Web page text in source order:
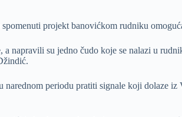
projekt banovićkom rudniku
a napravili su jedno čudo koje se nalazi u
narednom periodu pratiti signale koji dolaze